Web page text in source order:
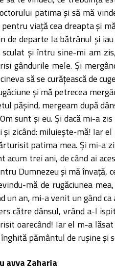
patima şi să mă
viaţă cea dreapta şi
de departe la bătrânul şi
şi întru sine-mi am
gândurile mele. Şi
să se curăţească de
şi mă petrecea
păşind, mergeam după
sunt şi eu. Şi dacă mi-a
şi zicând: miluieşte-mă! Iar el
patima mea. Şi mi-a
acum trei ani, de când ai
Dumnezeu şi mă învaţă,
mă de rugăciunea
un an, mi-a venit un gând
către dânsul, vrând a-l
oarecând! Iar el m-a
pământul de ruşine şi
avva Zaharia